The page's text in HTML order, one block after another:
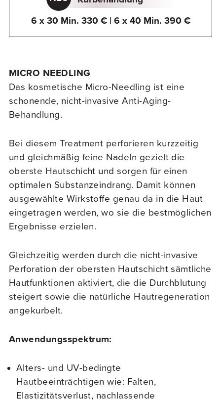
6 x 30 Min. 330 € | 6 x 40 Min. 390 €
MICRO NEEDLING
Das kosmetische Micro-Needling ist eine
schonende, nicht-invasive Anti-Aging-
Behandlung.
Bei diesem Treatment perforieren kurzzeitig
und gleichmäßig feine Nadeln gezielt die
oberste Hautschicht und sorgen für einen
optimalen Substanzeindrang. Damit können
ausgewählte Wirkstoffe genau da in die Haut
eingetragen werden, wo sie die bestmöglichen
Ergebnisse erzielen.
Gleichzeitig werden durch die nicht-invasive
Perforation der obersten Hautschicht sämtliche
Hautfunktionen aktiviert, die die Durchblutung
steigert sowie die natürliche Hautregeneration
angekurbelt.
Anwendungsspektrum:
Alters- und UV-bedingte
Hautbeeinträchtigen wie: Falten,
Elastizitätsverlust, nachlassende